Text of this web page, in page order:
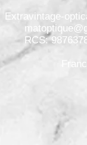
Extravintage-
RCS: